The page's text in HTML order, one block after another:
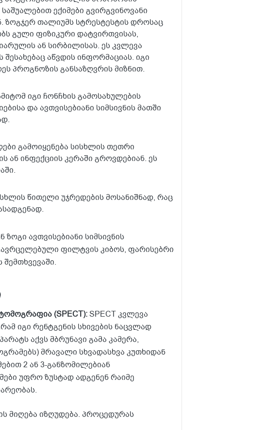
ექიმები გვირგვინოვანი
ზოგჯერ თალიუმს სტრესტესტის დროსაც
გული ფიზიკური დატვირთვისას,
ან სირბილისას. ეს კვლევა
აწვდის ინფორმაციას. იგი
პროგნოზის განსაზღვრის მიზნით.
იგი ჩონჩხის გამოსახულების
და ავთვისებიანი სიმსივნის მათში
გამოიყენება სისხლის თეთრი
ან ინფექციის კერაში გროვდებიან. ეს
წითელი უჯრედების მოსანიშნად, რაც
ავთვისებიანი სიმსივნის
ფილტვის კიბოს, ფარისებრი
მოგრაფია (SPECT):SPECT კვლევა
იგი რენტგენის სხივების ნაცვლად
აქვს მბრუნავი გამა კამერა,
მრავალი სხვადასხვა კუთხიდან
2 ან 3-განზომილებიან
უფრო ზუსტად ადგენენ რაიმე
მიღება იზღუდება. პროცედურას